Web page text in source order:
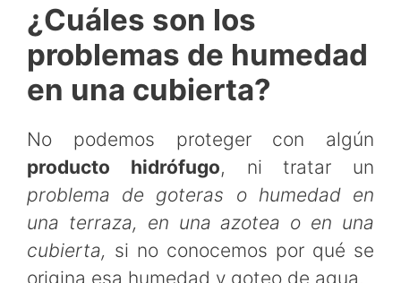
¿Cuáles son los
problemas de humedad
en una cubierta?
No podemos proteger con algún
producto hidrófugo, ni tratar un
problema de goteras o humedad en
una terraza, en una azotea o en una
cubierta, si no conocemos por qué se
origina esa humedad y goteo de agua.